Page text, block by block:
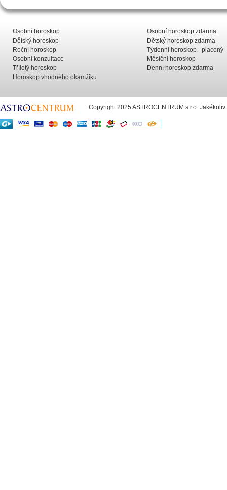
Osobní horoskop
Dětský horoskop
Roční horoskop
Osobní konzultace
Tříletý horoskop
Horoskop vhodného okamžiku
Osobní horoskop zdarma
Dětský horoskop zdarma
Týdenní horoskop - placený
Měsíční horoskop
Denní horoskop zdarma
Copyright 2025 ASTROCENTRUM s.r.o.